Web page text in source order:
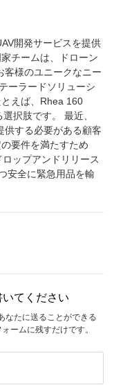
開発サービスを提供
チームは、ドローン
客様のユニークなニー
ーラードソリューシ
えば、Rhea 160
択肢です。 最近、
供する必要がある顧客
要件を満たすため
ップアンドリリース
安全に緊急用品を輸
てください
なたに送ることができる
ームに残すだけです。